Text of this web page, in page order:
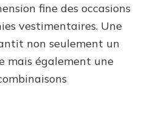
fine des occasions
vestimentaires. Une
non seulement un
mais également une